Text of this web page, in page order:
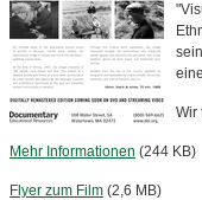
Wir
Mehr Informationen (244 KB)
Flyer zum Film (2,6 MB)